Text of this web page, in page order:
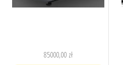
85000,00 zł